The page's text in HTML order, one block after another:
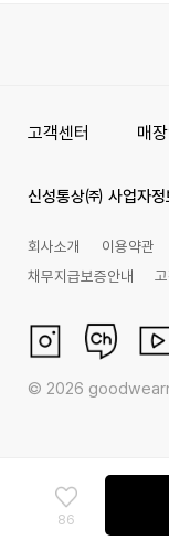
86
고객센터 매
신성통상㈜ 사업자정
회사소개 이용약관
채무지급보증안내
© 2026